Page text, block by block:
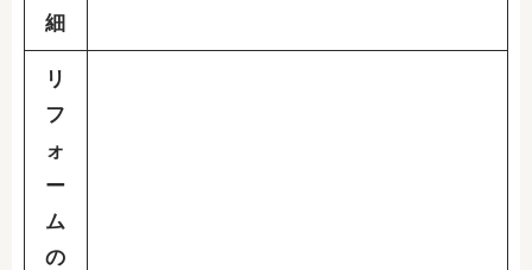
細
リ
フ
ォ
ー
ム
の